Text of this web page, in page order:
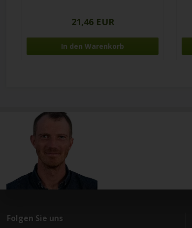
21,46 EUR
Folgen Sie uns